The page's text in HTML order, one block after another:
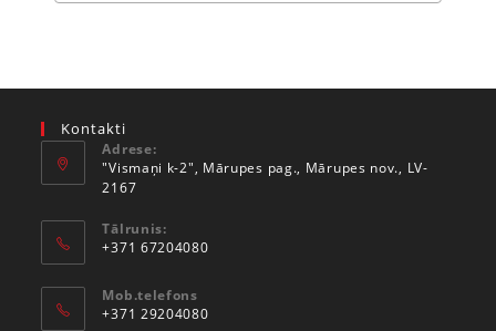
Kontakti
Adrese:
"Vismaņi k-2", Mārupes pag., Mārupes nov., LV-
2167
Tālrunis:
+371 67204080
Mob.telefons
+371 29204080